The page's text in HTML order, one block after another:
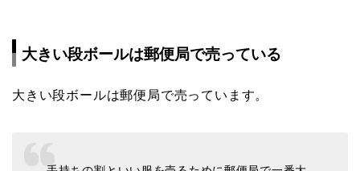
大きい段ボールは郵便局で売っている
大きい段ボールは郵便局で売っています。